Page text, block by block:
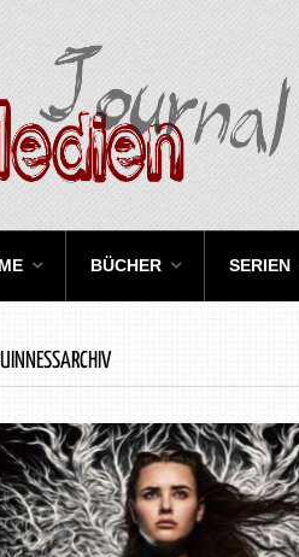
BÜCHER SERIEN